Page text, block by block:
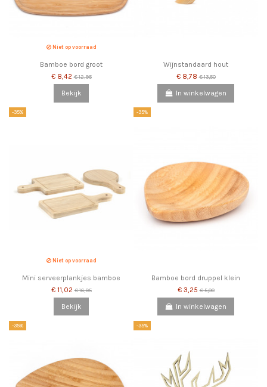
Niet op voorraad
Bamboe bord groot
€ 8,42€ 12,95
Bekijk
Wijnstandaard hout
€ 8,78€ 13,50
In winkelwagen
-35%
Niet op voorraad
Mini serveerplankjes bamboe
€ 11,02€ 16,95
Bekijk
-35%
Bamboe bord druppel klein
€ 3,25€ 5,00
In winkelwagen
-35% -35%